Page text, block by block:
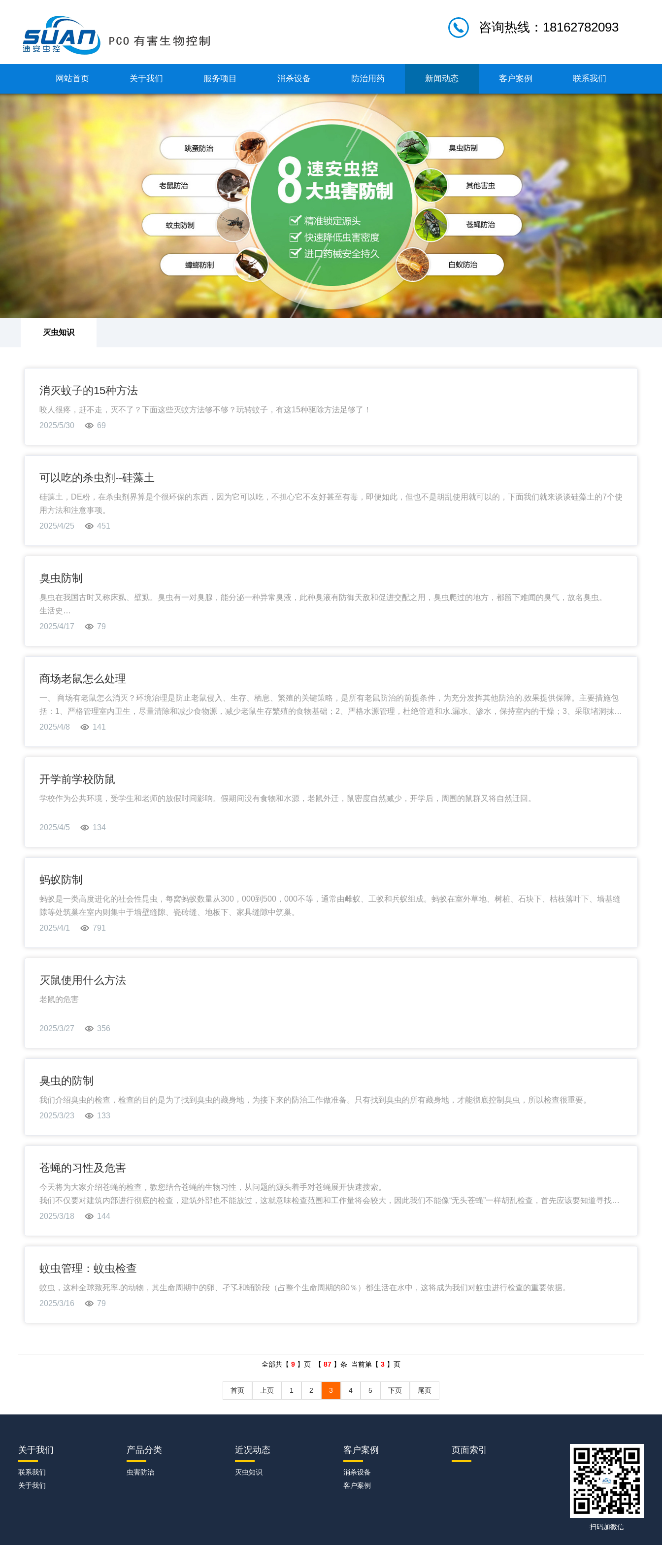
咨询热线：18162782093
网站首页 关于我们 服务项目 消杀设备 防治用药 新闻动态 客户案例 联系我们
灭虫知识
消灭蚊子的15种方法
咬人很疼，赶不走，灭不了？下面这些灭蚊方法够不够？玩转蚊子，有这15种驱除方法足够了！
2025/5/30
69
可以吃的杀虫剂--硅藻土
硅藻土，DE粉，在杀虫剂界算是个很环保的东西，因为它可以吃，不担心它不友好甚至有毒，即便如此，但也不是胡乱使用就可以的，下面我们就来谈谈硅藻土的7个使
用方法和注意事项。
2025/4/25
451
臭虫防制
臭虫在我国古时又称床虱、壁虱。臭虫有一对臭腺，能分泌一种异常臭液，此种臭液有防御天敌和促进交配之用，臭虫爬过的地方，都留下难闻的臭气，故名臭虫。
生活史
臭虫属不完全变态昆虫，生活史分卵、若虫和成虫三个时期。卵黄白色，长圆形，卵壳有网状纹，前端有盖。约经6-7天，若虫由卵盖处钻出，形似成虫而较小，蜕皮5次
2025/4/17 79
商场老鼠怎么处理
一、 商场有老鼠怎么消灭？环境治理是防止老鼠侵入、生存、栖息、繁殖的关键策略，是所有老鼠防治的前提条件，为充分发挥其他防治的.效果提供保障。主要措施包
括：1、严格管理室内卫生，尽量清除和减少食物源，减少老鼠生存繁殖的食物基础；2、严格水源管理，杜绝管道和水.漏水、渗水，保持室内的干燥；3、采取堵洞抹缝
措施，减少适合老鼠栖身的场所。
2025/4/8 141
开学前学校防鼠
学校作为公共环境，受学生和老师的放假时间影响。假期间没有食物和水源，老鼠外迁，鼠密度自然减少，开学后，周围的鼠群又将自然迁回。
2025/4/5 134
蚂蚁防制
蚂蚁是一类高度进化的社会性昆虫，每窝蚂蚁数量从300，000到500，000不等，通常由雌蚁、工蚁和兵蚁组成。蚂蚁在室外草地、树桩、石块下、枯枝落叶下、墙基缝
隙等处筑巢在室内则集中于墙壁缝隙、瓷砖缝、地板下、家具缝隙中筑巢。
2025/4/1
791
灭鼠使用什么方法
老鼠的危害
老鼠.的危害当属破坏粮食，据统计，每年因为老鼠导致的亚洲水稻减产5％，约3亿吨稻谷，而这是18亿人一年的口粮。200年统计，我国农田鼠害发生面积约0.33亿h
2025/3/27 356
臭虫的防制
我们介绍臭虫的检查，检查的目的是为了找到臭虫的藏身地，为接下来的防治工作做准备。只有找到臭虫的所有藏身地，才能彻底控制臭虫，所以检查很重要。
2025/3/23
133
苍蝇的习性及危害
今天将为大家介绍苍蝇的检查，教您结合苍蝇的生物习性，从问题的源头着手对苍蝇展开快速搜索。
我们不仅要对建筑内部进行彻底的检查，建筑外部也不能放过，这就意味检查范围和工作量将会较大，因此我们不能像“无头苍蝇”一样胡乱检查，首先应该要知道寻找什
么以及在何处寻找。苍蝇管理检查应该专注于确定问题的来源，例如什么物质吸引了苍蝇来觅食或产卵。
2025/3/18 144
蚊虫管理：蚊虫检查
蚊虫，这种全球致死率.的动物，其生命周期中的卵、孑孓和蛹阶段（占整个生命周期的80％）都生活在水中，这将成为我们对蚊虫进行检查的重要依据。
2025/3/16
79
全部共【 9 】页 【 87 】条 当前第【 3 】页
首页 上页 1 2 3 4 5 下页 尾页
关于我们
联系我们
关于我们
产品分类
虫害防治
近况动态
灭虫知识
客户案例
消杀设备
客户案例
页面索引
扫码加微信